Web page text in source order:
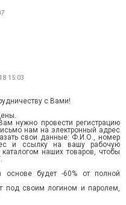
15:03
с Вами!
нужно провести регистрацию
нам на электронный адрес
свои данные: Ф.И.О., номер
и ссылку на вашу рабочую
наших товаров, чтобы
основе будет -60% от полной
под своим логином и паролем,